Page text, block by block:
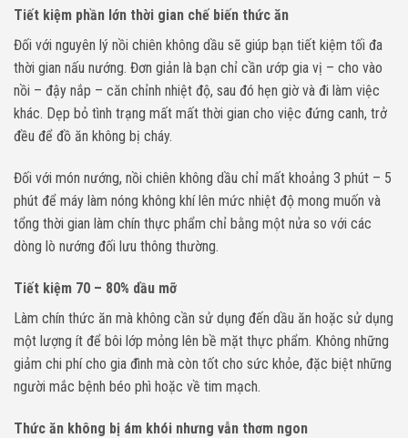
Tiết kiệm phần lớn thời gian chế biến thức ăn
Đối với nguyên lý nồi chiên không dầu sẽ giúp bạn tiết kiệm tối đa
thời gian nấu nướng. Đơn giản là bạn chỉ cần ướp gia vị – cho vào
nồi – đậy nắp – căn chỉnh nhiệt độ, sau đó hẹn giờ và đi làm việc
khác. Dẹp bỏ tình trạng mất mất thời gian cho việc đứng canh, trở
đều để đồ ăn không bị cháy.
Đối với món nướng, nồi chiên không dầu chỉ mất khoảng 3 phút – 5
phút để máy làm nóng không khí lên mức nhiệt độ mong muốn và
tổng thời gian làm chín thực phẩm chỉ bằng một nửa so với các
dòng lò nướng đối lưu thông thường.
Tiết kiệm 70 – 80% dầu mỡ
Làm chín thức ăn mà không cần sử dụng đến dầu ăn hoặc sử dụng
một lượng ít để bôi lớp mỏng lên bề mặt thực phẩm. Không những
giảm chi phí cho gia đình mà còn tốt cho sức khỏe, đặc biệt những
người mắc bệnh béo phì hoặc về tim mạch.
Thức ăn không bị ám khói nhưng vẫn thơm ngon